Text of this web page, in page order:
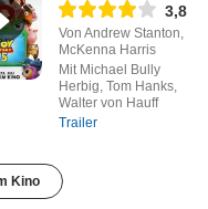
3,8
Von Andrew Stanton,
McKenna Harris
Mit Michael Bully
Herbig, Tom Hanks,
Walter von Hauff
Trailer
Kino